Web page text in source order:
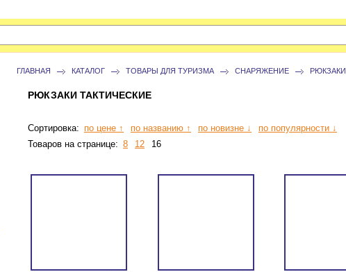
ГЛАВНАЯ КАТАЛОГ ТОВАРЫ ДЛЯ ТУРИЗМА СНАРЯЖЕНИЕ РЮКЗАКИ
РЮКЗАКИ ТАКТИЧЕСКИЕ
Сортировка: по цене ↑ по названию ↑ по новизне ↓
по популярности ↓
Товаров на странице: 8 12 16